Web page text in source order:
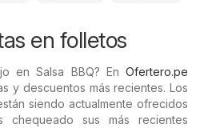
en folletos
en Salsa BBQ? En Ofertero.pe
y descuentos más recientes. Los
siendo actualmente ofrecidos
sus más recientes